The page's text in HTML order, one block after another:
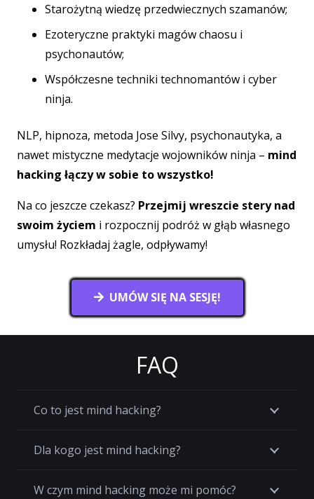
Starożytną wiedzę przedwiecznych szamanów;
Ezoteryczne praktyki magów chaosu i
psychonautów;
Współczesne techniki technomantów i cyber
ninja.
NLP, hipnoza, metoda Jose Silvy, psychonautyka, a
nawet mistyczne medytacje wojowników ninja – mind
hacking łączy w sobie to wszystko!
Na co jeszcze czekasz? Przejmij wreszcie stery nad
swoim życiem i rozpocznij podróż w głąb własnego
umysłu! Rozkładaj żagle, odpływamy!
UMÓW SIĘ NA SESJĘ!
FAQ
Co to jest mind hacking?
Dla kogo jest mind hacking?
W czym mind hacking może mi pomóc?